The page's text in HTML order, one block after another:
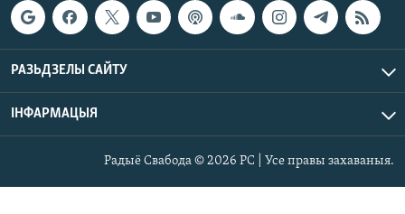
РАЗЬДЗЕЛЫ САЙТУ
ІНФАРМАЦЫЯ
Радыё Свабода © 2026 РС | Усе правы захаваныя.